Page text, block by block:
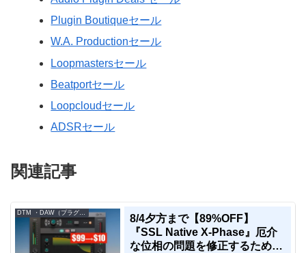
Plugin Boutiqueセール
W.A. Productionセール
Loopmastersセール
Beatportセール
Loopcloudセール
ADSRセール
関連記事
DTM ・DAW（プラグイン、シンセなど）のセール情報
8/4夕方まで【89%OFF】
『SSL Native X-Phase』厄介
な位相の問題を修正するための